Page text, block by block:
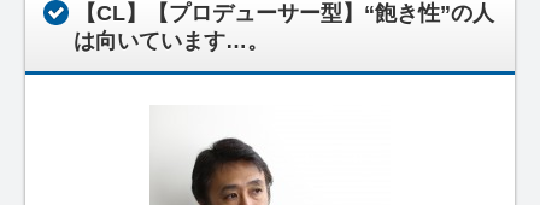
【CL】【プロデューサー型】“飽き性”の人
は向いています…。